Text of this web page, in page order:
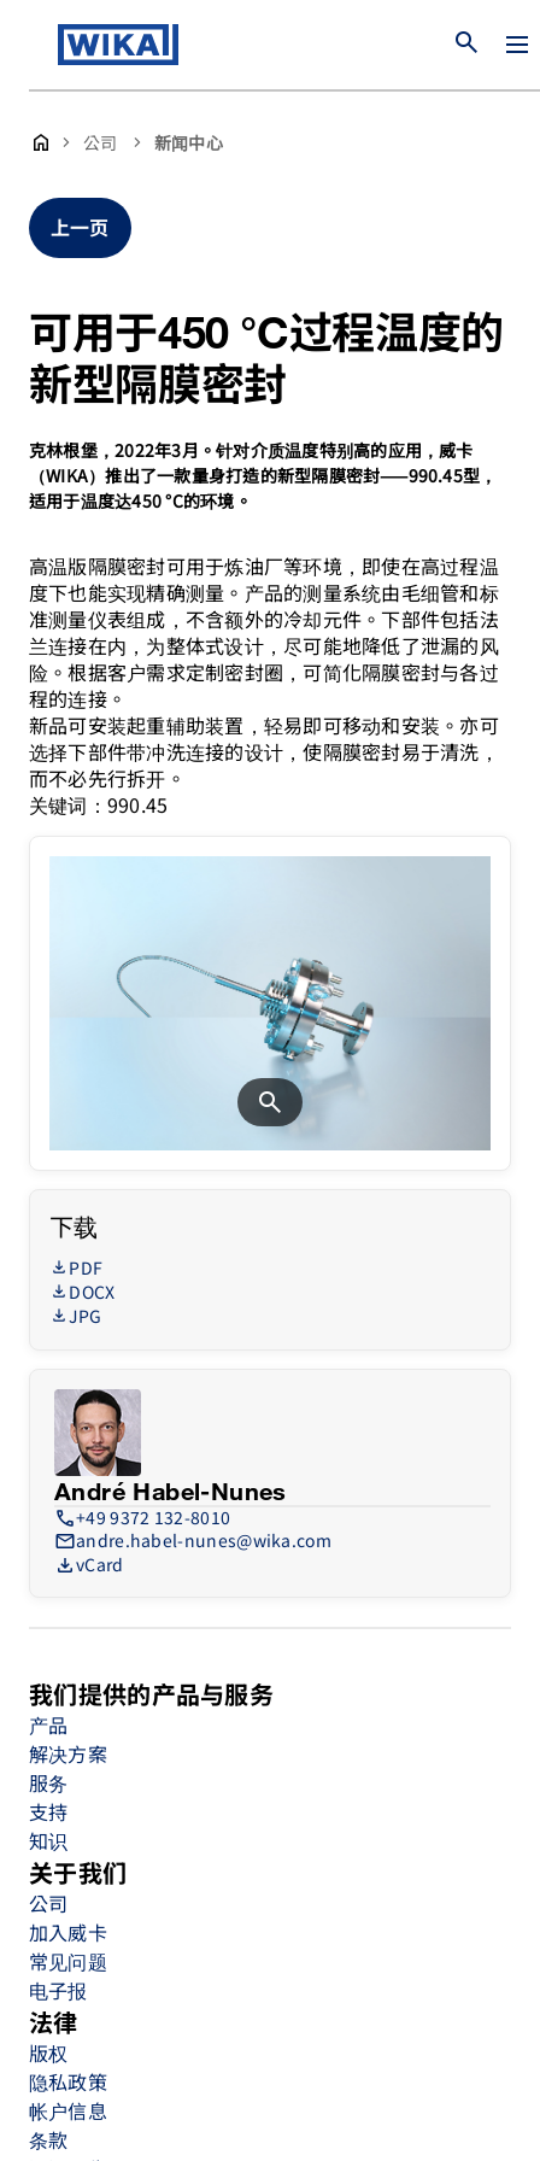
search
公司 新闻中心
上一页
可用于450 °C过程温度的
新型隔膜密封
克林根堡，2022年3月。针对介质温度特别高的应用，威卡
（WIKA）推出了一款量身打造的新型隔膜密封——990.45型，
适用于温度达450 °C的环境。
高温版隔膜密封可用于炼油厂等环境，即使在高过程温
度下也能实现精确测量。产品的测量系统由毛细管和标
准测量仪表组成，不含额外的冷却元件。下部件包括法
兰连接在内，为整体式设计，尽可能地降低了泄漏的风
险。根据客户需求定制密封圈，可简化隔膜密封与各过
程的连接。
新品可安装起重辅助装置，轻易即可移动和安装。亦可
选择下部件带冲洗连接的设计，使隔膜密封易于清洗，
而不必先行拆开。
关键词：990.45
search
下载
PDF
DOCX
JPG
André Habel-Nunes
call+49 9372 132-8010
mailandre.habel-nunes@wika.com
downloadvCard
我们提供的产品与服务
产品
解决方案
服务
支持
知识
关于我们
公司
加入威卡
常见问题
电子报
法律
版权
隐私政策
帐户信息
条款